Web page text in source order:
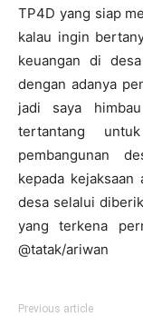
TP4D yang siap
kalau ingin
keuangan di
dengan adanya
jadi saya
tertantang
pembangunan
kepada
desa selalui
yang terkena
@tatak/ariwan
Previous article